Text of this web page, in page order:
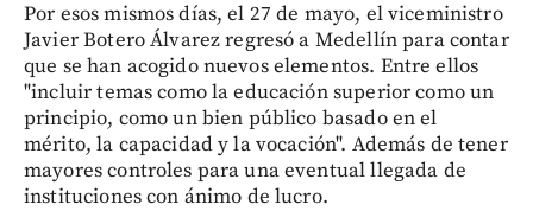
Por esos mismos días, el 27 de mayo, el viceministro
Javier Botero Álvarez regresó a Medellín para contar
que se han acogido nuevos elementos. Entre ellos
"incluir temas como la educación superior como un
principio, como un bien público basado en el
mérito, la capacidad y la vocación". Además de tener
mayores controles para una eventual llegada de
instituciones con ánimo de lucro.